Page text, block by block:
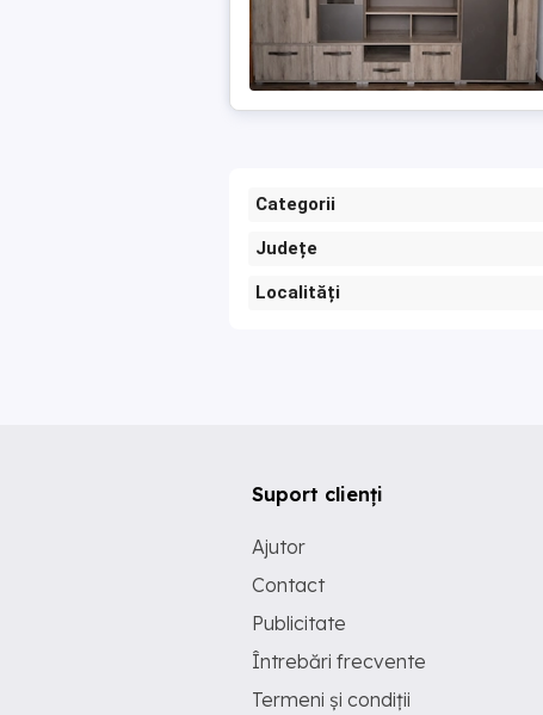
Categorii
Județe
Localități
Suport clienți
Ajutor
Contact
Publicitate
Întrebări frecvente
Termeni și condiții